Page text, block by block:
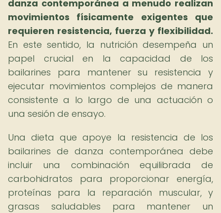
danza contemporánea a menudo realizan
movimientos físicamente exigentes que
requieren resistencia, fuerza y flexibilidad.
En este sentido, la nutrición desempeña un
papel crucial en la capacidad de los
bailarines para mantener su resistencia y
ejecutar movimientos complejos de manera
consistente a lo largo de una actuación o
una sesión de ensayo.
Una dieta que apoye la resistencia de los
bailarines de danza contemporánea debe
incluir una combinación equilibrada de
carbohidratos para proporcionar energía,
proteínas para la reparación muscular, y
grasas saludables para mantener un